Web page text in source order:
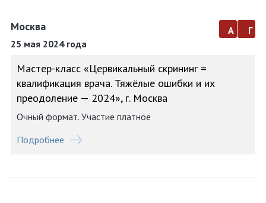
Москва
25 мая 2024 года
а г
Мастер-класс «Цервикальный скрининг =
квалификация врача. Тяжёлые ошибки и их
преодоление — 2024», г. Москва
Очный формат. Участие платное
Подробнее